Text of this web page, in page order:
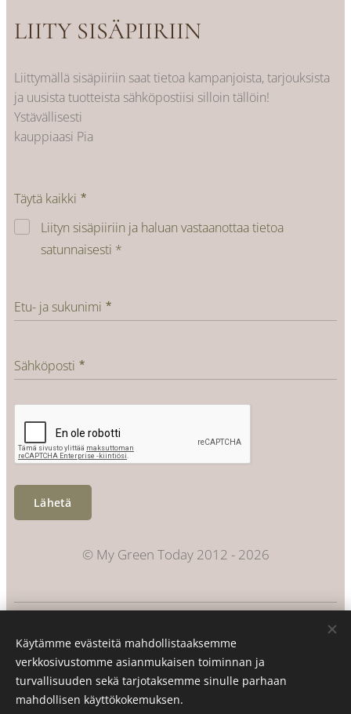
LIITY SISÄPIIRIIN
Liittymällä sisäpiiriin saat tietoa kampanjoista, tarjouksista
ja uusista tuotteista sähköpostiisi silloin tällöin!
Ystävällisesti
kauppiaasi Pia
Täytä kaikki
Liityn sisäpiiriin ja haluan vastaanottaa tietoa
satunnaisesti *
Etu- ja sukunimi
Sähköposti
Lähetä
© My Green Today 2012 - 2026
Kielet
Suomi
Svenska
Käytämme evästeitä mahdollistaaksemme
verkkosivustomme asianmukaisen toiminnan ja
turvallisuuden sekä tarjotaksemme sinulle parhaan
mahdollisen käyttökokemuksen.